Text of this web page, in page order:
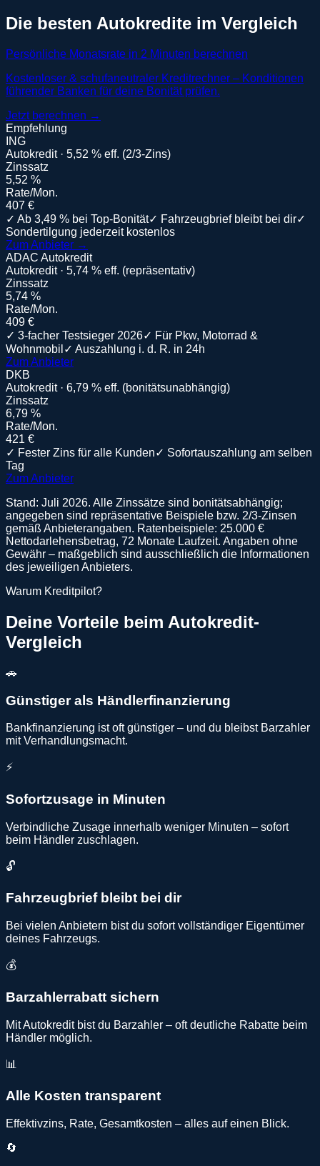
Die besten Autokredite im Vergleich
Persönliche Monatsrate in 2 Minuten berechnen
Kostenloser & schufaneutraler Kreditrechner – Konditionen
führender Banken für deine Bonität prüfen.
Jetzt berechnen →
Empfehlung
ING
Autokredit · 5,52 % eff. (2/3-Zins)
Zinssatz
5,52 %
Rate/Mon.
407 €
✓ Ab 3,49 % bei Top-Bonität✓ Fahrzeugbrief bleibt bei dir✓
Sondertilgung jederzeit kostenlos
Zum Anbieter →
ADAC Autokredit
Autokredit · 5,74 % eff. (repräsentativ)
Zinssatz
5,74 %
Rate/Mon.
409 €
✓ 3-facher Testsieger 2026✓ Für Pkw, Motorrad &
Wohnmobil ✓ Auszahlung i. d. R. in 24h
Zum Anbieter
DKB
Autokredit · 6,79 % eff. (bonitätsunabhängig)
Zinssatz
6,79 %
Rate/Mon.
421 €
✓ Fester Zins für alle Kunden✓ Sofortauszahlung am selben
Tag
Zum Anbieter
Stand: Juli 2026. Alle Zinssätze sind bonitätsabhängig;
angegeben sind repräsentative Beispiele bzw. 2/3-Zinsen
gemäß Anbieterangaben. Ratenbeispiele: 25.000 €
Nettodarlehensbetrag, 72 Monate Laufzeit. Angaben ohne
Gewähr – maßgeblich sind ausschließlich die Informationen
des jeweiligen Anbieters.
Warum Kreditpilot?
Deine Vorteile beim Autokredit-
Vergleich
🚗
Günstiger als Händlerfinanzierung
Bankfinanzierung ist oft günstiger – und du bleibst Barzahler
mit Verhandlungsmacht.
⚡
Sofortzusage in Minuten
Verbindliche Zusage innerhalb weniger Minuten – sofort
beim Händler zuschlagen.
🔓
Fahrzeugbrief bleibt bei dir
Bei vielen Anbietern bist du sofort vollständiger Eigentümer
deines Fahrzeugs.
💰
Barzahlerrabatt sichern
Mit Autokredit bist du Barzahler – oft deutliche Rabatte beim
Händler möglich.
📊
Alle Kosten transparent
Effektivzins, Rate, Gesamtkosten – alles auf einen Blick.
🔄